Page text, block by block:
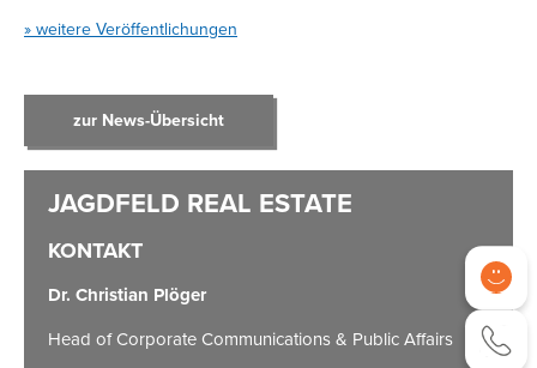
» weitere Veröffentlichungen
zur News-Übersicht
KONTAKT
Dr. Christian Plöger
Head of Corporate Communications & Public Affairs